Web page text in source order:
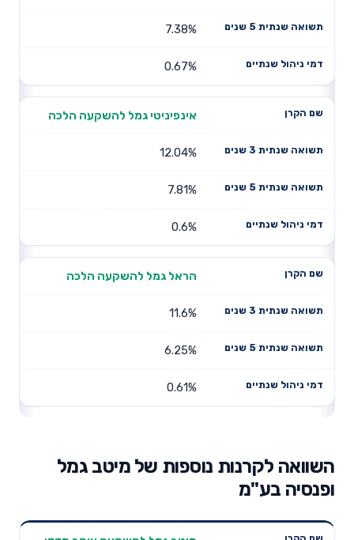
7.38%
0.67%
אינפיניטי גמל להשקעה הלכה
12.04%
7.81%
0.6%
הראל גמל להשקעה הלכה
11.6%
6.25%
0.61%
השוואה לקרנות נוספות של מיטב גמל
ופנסיה בע"מ